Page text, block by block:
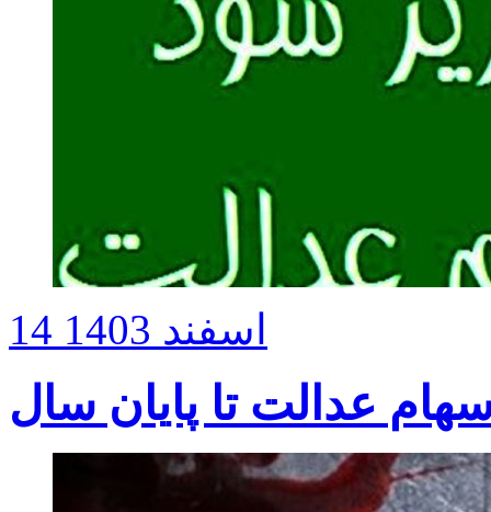
14 اسفند 1403
عدالت تا پایان سال